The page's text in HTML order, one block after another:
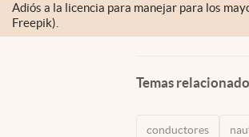
Adiós a la licencia para manejar para los
Freepik).
Temas
conductores